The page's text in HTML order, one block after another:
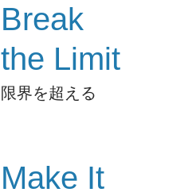
Break
the Limit
限界を超える
Make It